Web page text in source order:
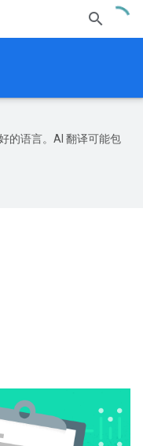
的语言。AI 翻译可能包